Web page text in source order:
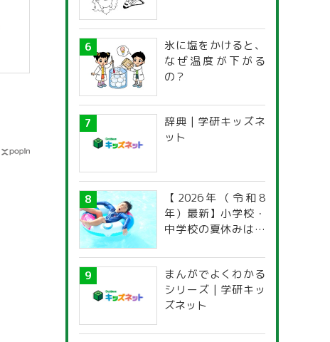
氷に塩をかけると、
なぜ温度が下がる
の？
辞典 | 学研キッズネ
ット
【2026年（令和8
年）最新】小学校・
中学校の夏休みはい
道府県別「夏季休暇
一覧」
まんがでよくわかる
シリーズ | 学研キッ
ズネット